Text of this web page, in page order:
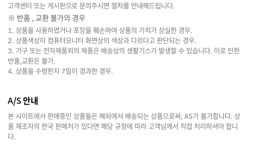
고객센터 또는 게시판으로 문의주시면 절차를 안내해드립니다.
※ 반품 , 교환 불가의 경우
1. 상품을 사용하였거나 포장을 훼손하여 상품의 가치가 상실한 경우.
2. 상품색상이 컴퓨터모니터 화면상의 색상과 다르다고 판단되는 경우.
3. 가구 또는 전자제품외의 제품은 배송상의 생활기스가 발생할 수 있습니다. 이로 인한
반품,교환은 불가.
4. 상품을 수령한지 7일이 경과한 경우.
A/S 안내
본 사이트에서 판매중인 상품들은 해외에서 배송되는 상품으로써, AS가 불가합니다. 상
품 제조자의 한국 판매처가 있다면 해당 규정에 따라 고객님께서 직접 처리하셔야 합니
다.